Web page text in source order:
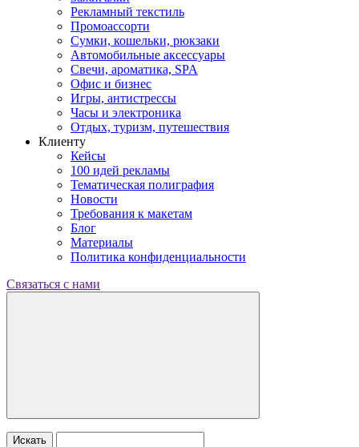
Рекламный текстиль
Промоассорти
Сумки, кошельки, рюкзаки
Автомобильные аксессуары
Свечи, ароматика, SPA
Офис и бизнес
Игры, антистрессы
Часы и электроника
Отдых, туризм, путешествия
Клиенту
Кейсы
100 идей рекламы
Тематическая полиграфия
Новости
Требования к макетам
Блог
Материалы
Политика конфиденциальности
Связаться с нами
Искать